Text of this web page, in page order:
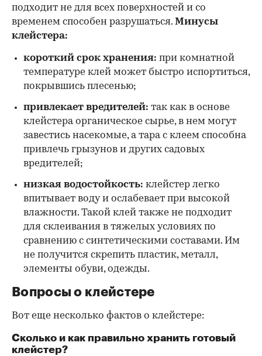
подходит не для всех поверхностей и со
временем способен разрушаться. Минусы
клейстера:
короткий срок хранения: при комнатной
температуре клей может быстро испортиться,
покрывшись плесенью;
привлекает вредителей: так как в основе
клейстера органическое сырье, в нем могут
завестись насекомые, а тара с клеем способна
привлечь грызунов и других садовых
вредителей;
низкая водостойкость: клейстер легко
впитывает воду и ослабевает при высокой
влажности. Такой клей также не подходит
для склеивания в тяжелых условиях по
сравнению с синтетическими составами. Им
не получится скрепить пластик, металл,
элементы обуви, одежды.
Вопросы о клейстере
Вот еще несколько фактов о клейстере:
Сколько и как правильно хранить готовый
клейстер?